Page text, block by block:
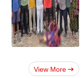
View More